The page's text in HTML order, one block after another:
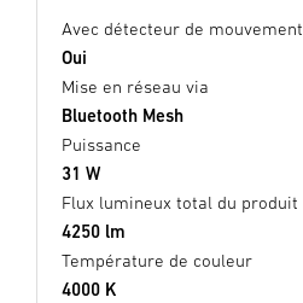
Avec détecteur de mouvement
Oui
Mise en réseau via
Bluetooth Mesh
Puissance
31 W
Flux lumineux total du produit
4250 lm
Température de couleur
4000 K